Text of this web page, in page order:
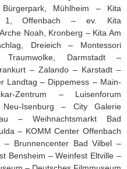
Mühlheim – Kita
1, Offenbach – ev. Kita
Noah, Kronberg – Kita Am
Dreieich – Montessori
Darmstadt –
– Zalando – Karstadt –
Landtag – Dippemess – Main-
Zentrum – Luisenforum
Neu-Isenburg – City Galerie
– Weihnachtsmarkt Bad
– KOMM Center Offenbach
Brunnencenter Bad Vilbel –
Bensheim – Weinfest Eltville –